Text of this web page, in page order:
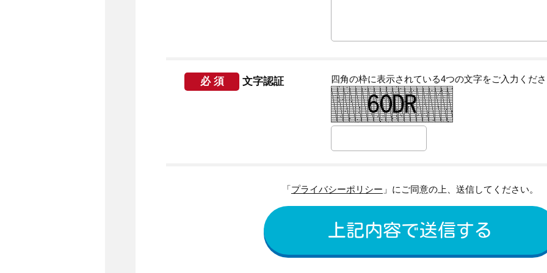
必 須 文字認証 四角の枠に表示されている4つの文字をご入力くだ
「プライバシーポリシー 」にご同意の上、送信してください。